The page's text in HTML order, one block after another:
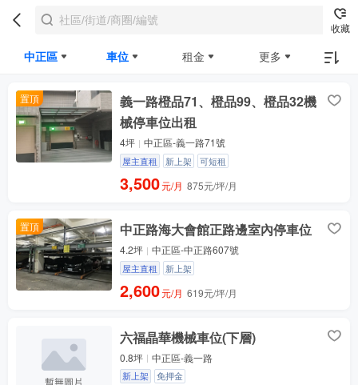
收藏
中正區 車位 租金 更多
置頂
義一路橙品71、橙品99、橙品32機
械停車位出租
4坪 中正區-義一路71號
屋主直租 新上架 可短租
3,500元/月 875元/坪/月
置頂 中正路海大會館正路邊室內停車位
4.2坪 中正區-中正路607號
屋主直租 新上架
2,600元/月 619元/坪/月
六福晶華機械車位(下層)
0.8坪 中正區-義一路
新上架 免押金